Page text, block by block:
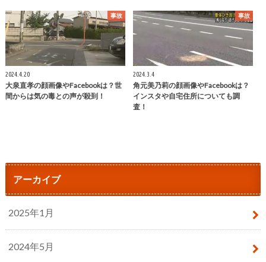
事故
2024.4.20
大泉直孝の顔画像やFacebookは？世
間からは気の毒との声が殺到！
事故
2024.3.4
角元美乃莉の顔画像やFacebookは？
インスタや自宅住所についても調
査！
アーカイブ
2025年1月
2024年5月